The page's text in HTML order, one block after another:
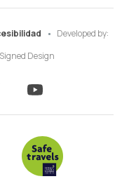
Developed by:
Signed Design